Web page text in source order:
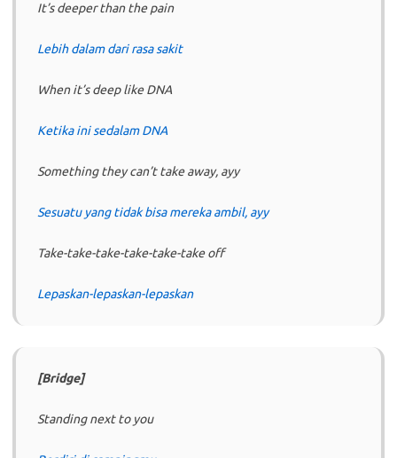
It’s deeper than the pain
Lebih dalam dari rasa sakit
When it’s deep like DNA
Ketika ini sedalam DNA
Something they can’t take away, ayy
Sesuatu yang tidak bisa mereka ambil, ayy
Take-take-take-take-take-take off
Lepaskan-lepaskan-lepaskan
[Bridge]
Standing next to you